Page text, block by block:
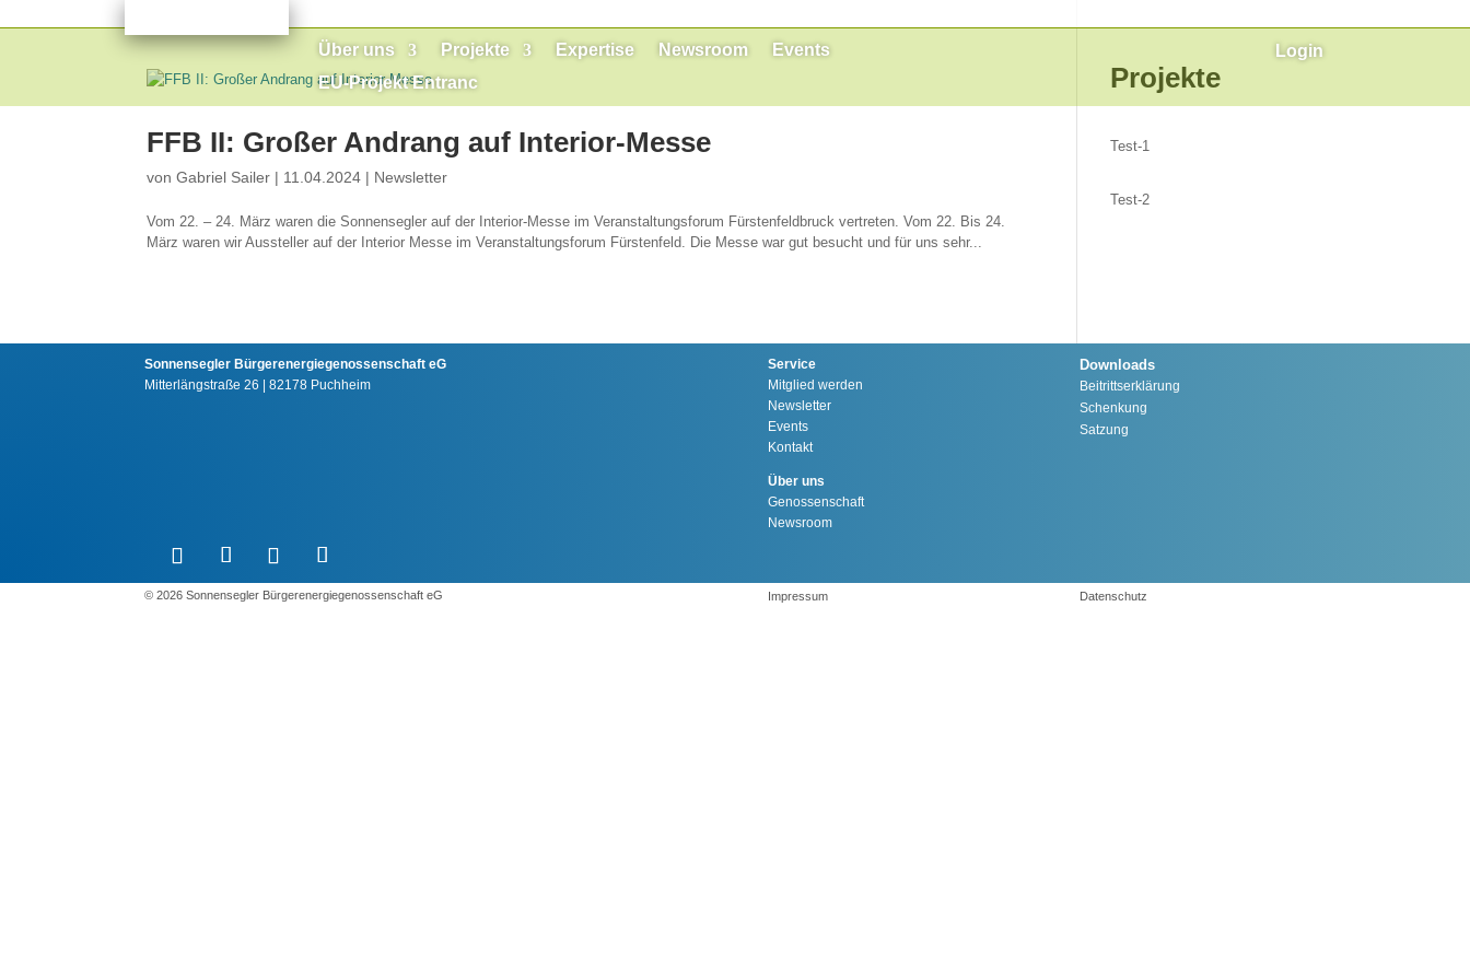
Über uns Projekte Expertise Newsroom
Events
EU-Projekt Entranc
Login
FFB II: Großer Andrang auf Interior-Messe
vonGabriel Sailer | 11.04.2024 | Newsletter
Vom 22. – 24. März waren die Sonnensegler auf der Interior-Messe im Veranstaltungsforum Fürstenfeldbruck vertreten. Vom 22. Bis 24.
März waren wir Aussteller auf der Interior Messe im Veranstaltungsforum Fürstenfeld. Die Messe war gut besucht und für uns sehr...
Projekte
Test-1
Test-2
Sonnensegler Bürgerenergiegenossenschaft eG
Mitterlängstraße 26 | 82178 Puchheim
Service
Mitglied werden
Newsletter
Events
Kontakt
Über uns
Genossenschaft
Newsroom
Downloads
Beitrittserklärung
Schenkung
Satzung
©️ 2026 Sonnensegler Bürgerenergiegenossenschaft eG Impressum Datenschutz